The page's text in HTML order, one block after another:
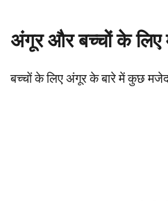
अंगूर और बच्चों के लिए
बच्चों के लिए अंगूर के बारे में कुछ